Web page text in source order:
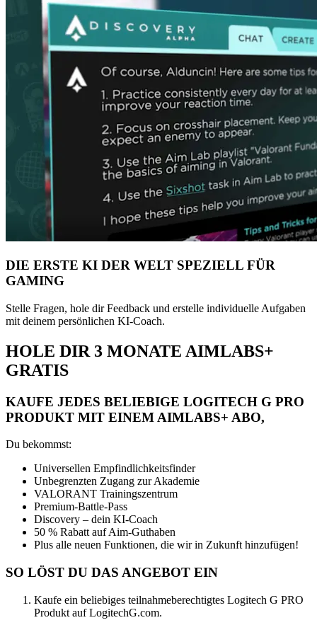
DIE ERSTE KI DER WELT SPEZIELL FÜR
GAMING
Stelle Fragen, hole dir Feedback und erstelle individuelle Aufgaben
mit deinem persönlichen KI-Coach.
HOLE DIR 3 MONATE AIMLABS+
GRATIS
KAUFE JEDES BELIEBIGE LOGITECH G PRO
PRODUKT MIT EINEM AIMLABS+ ABO,
Du bekommst:
Universellen Empfindlichkeitsfinder
Unbegrenzten Zugang zur Akademie
VALORANT Trainingszentrum
Premium-Battle-Pass
Discovery – dein KI-Coach
50 % Rabatt auf Aim-Guthaben
Plus alle neuen Funktionen, die wir in Zukunft hinzufügen!
SO LÖST DU DAS ANGEBOT EIN
Kaufe ein beliebiges teilnahmeberechtigtes Logitech G PRO
Produkt auf LogitechG.com.